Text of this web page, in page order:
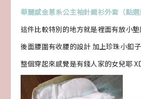
華麗感金蔥系公主袖針織衫外套（點選
這件比較特別的地方就是裡面有放小墊
後面腰圍有收腰的設計 加上珍珠小釦子
整個穿起來感覺是有錢人家的女兒耶